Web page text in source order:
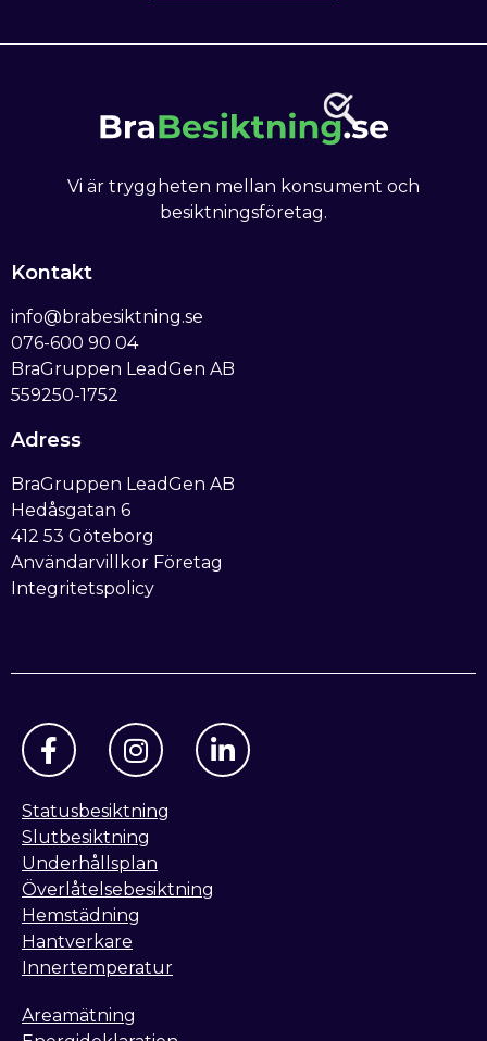
Adress
BraGruppen LeadGen AB
Hedåsgatan 6
412 53 Göteborg
Användarvillkor Företag
Integritetspolicy
Kontakt
info@brabesiktning.se
076-600 90 04
BraGruppen LeadGen AB
559250-1752
Vi är tryggheten mellan konsument och
besiktningsföretag.
Areamätning
Statusbesiktning
Slutbesiktning
Underhållsplan
Överlåtelsebesiktning
Hemstädning
Hantverkare
Innertemperatur